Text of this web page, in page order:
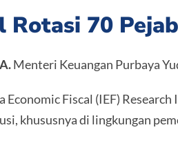
Rotasi 70
Menteri Keuangan Purbaya
Fiscal (IEF)
khususnya di lingkungan